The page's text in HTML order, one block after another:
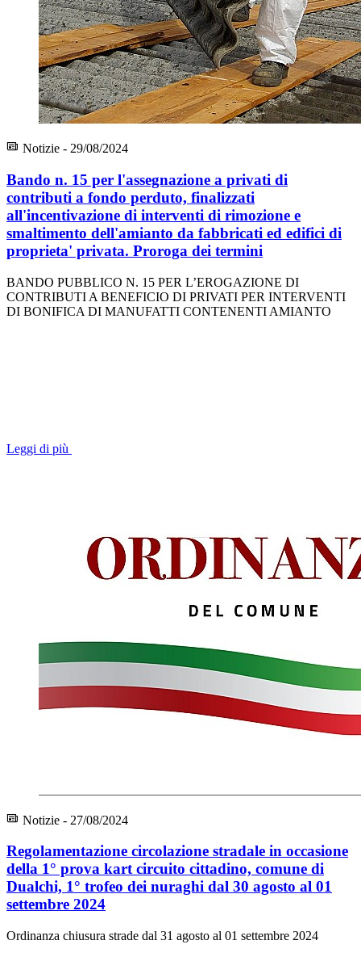
Notizie - 29/08/2024
Bando n. 15 per l'assegnazione a privati di
contributi a fondo perduto, finalizzati
all'incentivazione di interventi di rimozione e
smaltimento dell'amianto da fabbricati ed edifici di
proprieta' privata. Proroga dei termini
BANDO PUBBLICO N. 15 PER L’EROGAZIONE DI
CONTRIBUTI A BENEFICIO DI PRIVATI PER INTERVENTI
DI BONIFICA DI MANUFATTI CONTENENTI AMIANTO
Leggi di più
Notizie - 27/08/2024
Regolamentazione circolazione stradale in occasione
della 1° prova kart circuito cittadino, comune di
Dualchi, 1° trofeo dei nuraghi dal 30 agosto al 01
settembre 2024
Ordinanza chiusura strade dal 31 agosto al 01 settembre 2024